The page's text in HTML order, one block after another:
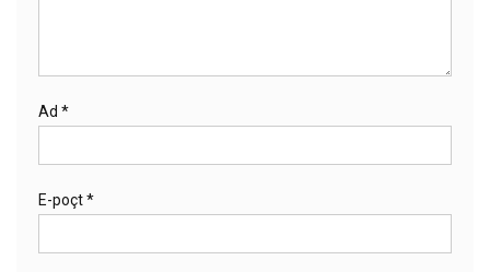
Ad *
E-poçt*